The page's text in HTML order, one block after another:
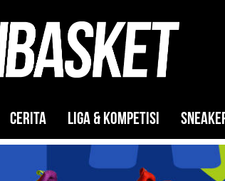
CERITA LIGA & KOMPETISI